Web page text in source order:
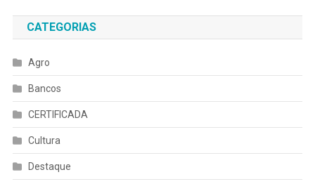
CATEGORIAS
Agro
Bancos
CERTIFICADA
Cultura
Destaque